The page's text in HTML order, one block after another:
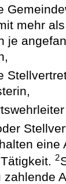
mehr
je
2
zahlende